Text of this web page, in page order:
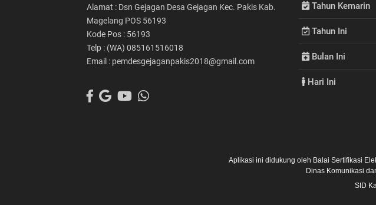
Alamat : Dsn Gejagan Desa Gejagan Kec. Pakis Kab.
Magelang POS 56193
Kode Pos : 56193
Telp : (WA) 085161516018
Email : pemdesgejaganpakis2018@gmail.com
Tahun Kemarin
Tahun Ini
Bulan Ini
Hari Ini
Aplikasi ini didukung oleh Balai Sertifikasi
Dinas Komunikasi
SID